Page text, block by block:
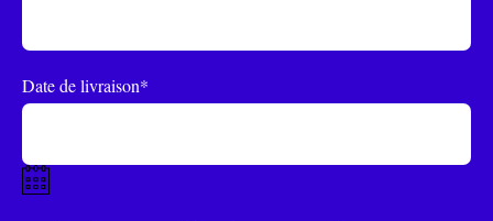
Date de livraison*